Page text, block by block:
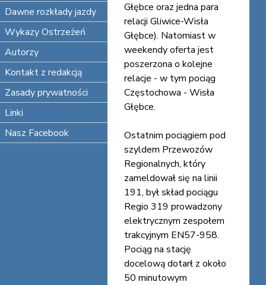
Dawne rozkłady jazdy
Wykazy Ostrzeżeń
Autorzy
Kontakt z redakcją
Zasady prywatności
Linki
Nasz Facebook
Głębce oraz jedna para
relacji Gliwice-Wisła
Głębce). Natomiast w
weekendy oferta jest
poszerzona o kolejne
relacje - w tym pociąg
Częstochowa - Wisła
Głębce.
Ostatnim pociągiem pod
szyldem Przewozów
Regionalnych, który
zameldował się na linii
191, był skład pociągu
Regio 319 prowadzony
elektrycznym zespołem
trakcyjnym EN57-958.
Pociąg na stację
docelową dotarł z około
50 minutowym